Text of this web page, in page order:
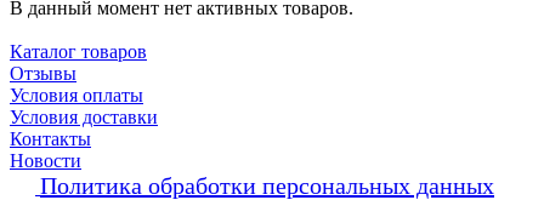
В данный момент нет активных товаров.
Каталог товаров
Отзывы
Условия оплаты
Условия доставки
Контакты
Новости
Политика обработки персональных данных